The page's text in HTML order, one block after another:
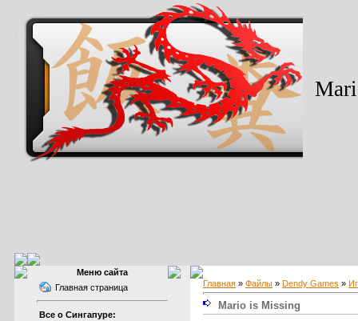
Меню сайта
Главная страница
Все о Сингапуре:
Главная » Файлы » Dendy Games »
Mario is Missing